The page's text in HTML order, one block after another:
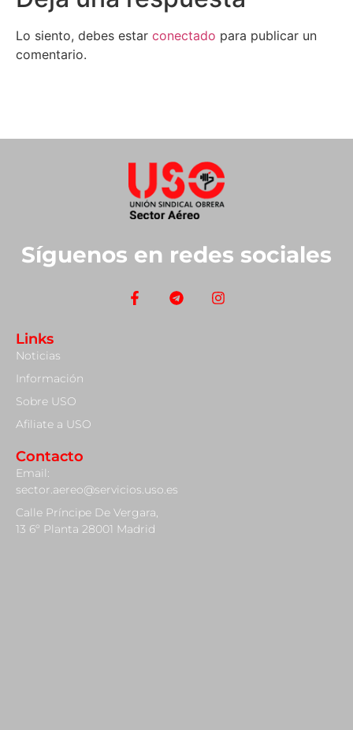
Lo siento, debes estar conectado para publicar un
comentario.
Síguenos en redes sociales
Links
Noticias
Información
Sobre USO
Afiliate a USO
Contacto
Email:
sector.aereo@servicios.uso.es
Calle Príncipe De Vergara,
13 6º Planta 28001 Madrid